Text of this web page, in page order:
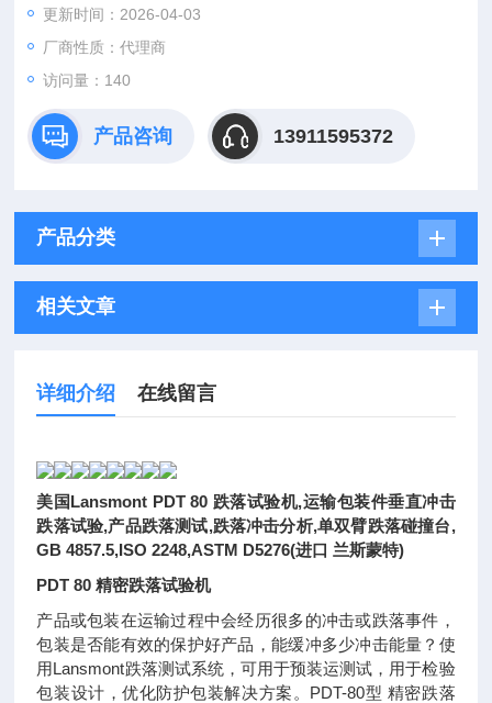
更新时间：2026-04-03
厂商性质：代理商
访问量：140
产品咨询 13911595372
产品分类
相关文章
详细介绍 在线留言
美国Lansmont PDT 80 跌落试验机,运输包装件垂直冲击
跌落试验,产品跌落测试,跌落冲击分析,单双臂跌落碰撞台,
GB 4857.5,ISO 2248,ASTM D5276(进口 兰斯蒙特)
PDT 80 精密跌落试验机
产品或包装在运输过程中会经历很多的冲击或跌落事件，
包装是否能有效的保护好产品，能缓冲多少冲击能量？使
用Lansmont跌落测试系统，可用于预装运测试，用于检验
包装设计，优化防护包装解决方案。PDT-80型 精密跌落